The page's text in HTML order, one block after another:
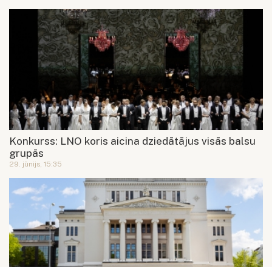
Konkurss: LNO koris aicina dziedātājus visās balsu
grupās
29. jūnijs, 15:35